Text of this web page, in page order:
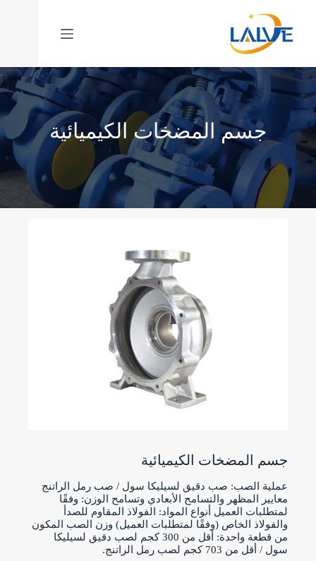
المحتوى
جسم المضخات الكيميائية
جسم المضخات الكيميائية
عملية الصب: صب دقيق لسيليكا سول / صب رمل الراتنج
معايير المظهر والتسامح الأبعادي وتسامح الوزن: وفقًا
لمتطلبات العميل أنواع المواد: الفولاذ المقاوم للصدأ
والفولاذ الخاص (وفقًا لمتطلبات العميل) وزن الصب المكون
من قطعة واحدة: أقل من 300 كجم لصب دقيق لسيليكا
سول / أقل من 703 كجم لصب رمل الراتنج.